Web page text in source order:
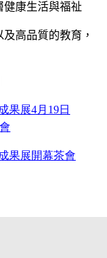
健康生活與福祉
高品質的教育，
果展4月19日
果展開幕茶會